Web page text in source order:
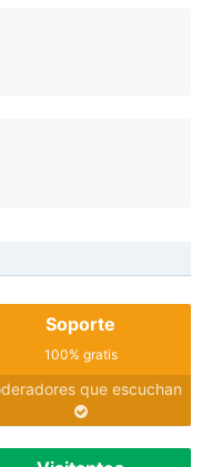
Soporte
100% gratis
que escuchan